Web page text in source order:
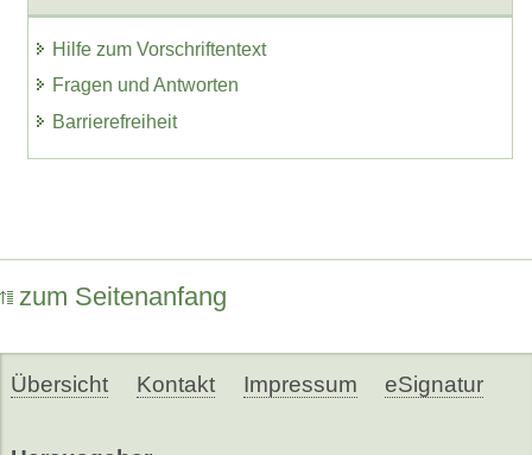
Hilfe zum Vorschriftentext
Fragen und Antworten
Barrierefreiheit
zum Seitenanfang
Übersicht Kontakt Impressum eSignatur